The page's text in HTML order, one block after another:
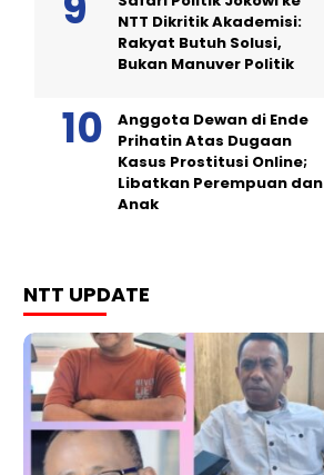
NTT Dikritik Akademisi:
Rakyat Butuh Solusi,
Bukan Manuver Politik
Anggota Dewan di Ende
Prihatin Atas Dugaan
Kasus Prostitusi Online;
Libatkan Perempuan dan
Anak
NTT UPDATE